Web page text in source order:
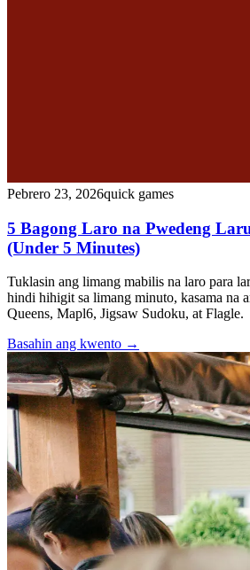
Pebrero 23, 2026quick games
5 Bagong Laro na Pwedeng
(Under 5 Minutes)
Tuklasin ang limang mabilis na laro para
hindi hihigit sa limang minuto, kasama na
Queens, Mapl6, Jigsaw Sudoku, at Flagle.
Basahin ang kwento →